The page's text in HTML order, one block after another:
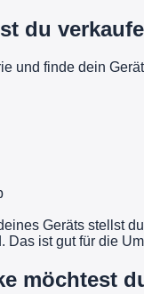
du
und finde dein Gerät
Geräts stellst
Das ist gut für die
möchtest